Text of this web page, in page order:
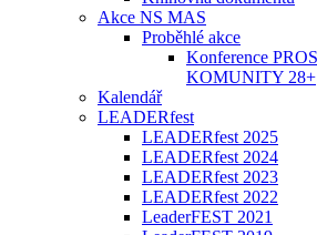
Akce NS MAS
Proběhlé akce
Konference
KOMUNITY 28+
Kalendář
LEADERfest
LEADERfest 2025
LEADERfest 2024
LEADERfest 2023
LEADERfest 2022
LeaderFEST 2021